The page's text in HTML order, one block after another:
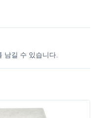
남길 수 있습니다.